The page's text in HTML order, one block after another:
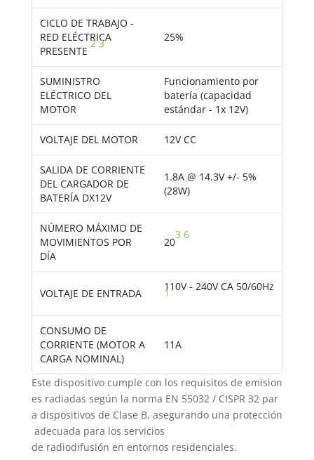
CICLO DE TRABAJO -
RED ELÉCTRICA
PRESENTE
2 3 25%
SUMINISTRO
ELÉCTRICO DEL
MOTOR
Funcionamiento por
batería (capacidad
estándar - 1x 12V)
VOLTAJE DEL MOTOR 12V CC
SALIDA DE CORRIENTE
DEL CARGADOR DE
BATERÍA DX12V
1.8A @ 14.3V +/- 5%
(28W)
NÚMERO MÁXIMO DE
MOVIMIENTOS POR
DÍA
20
3 6
VOLTAJE DE ENTRADA
110V - 240V CA 50/60Hz
1
CONSUMO DE
CORRIENTE (MOTOR A
CARGA NOMINAL)
11A
Este dispositivo cumple con los requisitos de emision
es radiadas según la norma EN 55032 / CISPR 32 par
a dispositivos de Clase B, asegurando una protección
adecuada para los servicios
de radiodifusión en entornos residenciales.